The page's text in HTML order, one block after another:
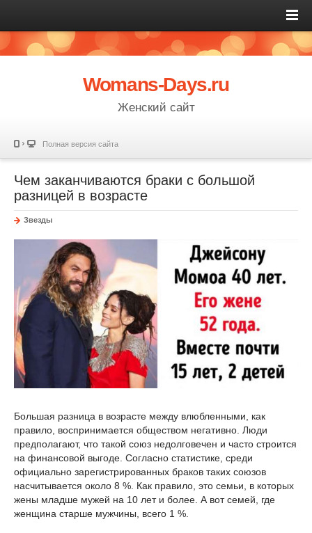
Womans-Days.ru
Женский сайт
Полная версия сайта
Чем заканчиваются браки с большой
разницей в возрасте
Звезды
Большая разница в возрасте между влюбленными, как
правило, воспринимается обществом негативно. Люди
предполагают, что такой союз недолговечен и часто строится
на финансовой выгоде. Согласно статистике, среди
официально зарегистрированных браков таких союзов
насчитывается около 8 %. Как правило, это семьи, в которых
жены младше мужей на 10 лет и более. А вот семей, где
женщина старше мужчины, всего 1 %.